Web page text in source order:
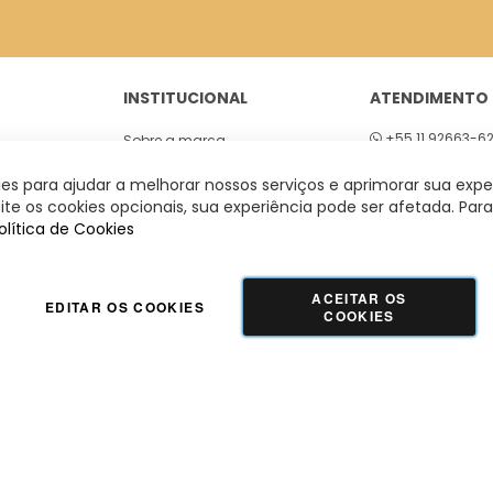
Paulo
INSTITUCIONAL
Sobre a marca
ATENDIMENTO
+55 11 92663-
GUADALUPE COMERCIO LTDA - 42.509.755/0001-66 | Tecnologia e Design:Dizy
para ajudar a melhorar nossos serviços e aprimorar sua
os cookies opcionais, sua experiência pode ser afetada.
de Cookies
ACEITAR OS
COOKIES
EDITAR OS COOKIES